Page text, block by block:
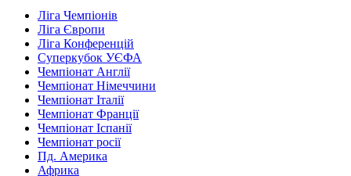
Ліга Чемпіонів
Ліга Європи
Ліга Конференцій
Суперкубок УЄФА
Чемпіонат Англії
Чемпіонат Німеччини
Чемпіонат Італії
Чемпіонат Франції
Чемпіонат Іспанії
Чемпіонат росії
Пд. Америка
Африка